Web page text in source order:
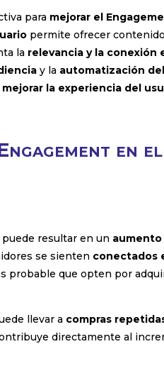
para mejorar el
permite ofrecer
la relevancia y la conexión
y la automatización
mejorar la experiencia del
en
resultar en un
se sienten conectados
probable que opten por
llevar a compras
directamente al